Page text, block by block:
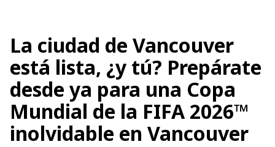
La ciudad de Vancouver
está lista, ¿y tú? Prepárate
desde ya para una Copa
Mundial de la FIFA 2026™
inolvidable en Vancouver